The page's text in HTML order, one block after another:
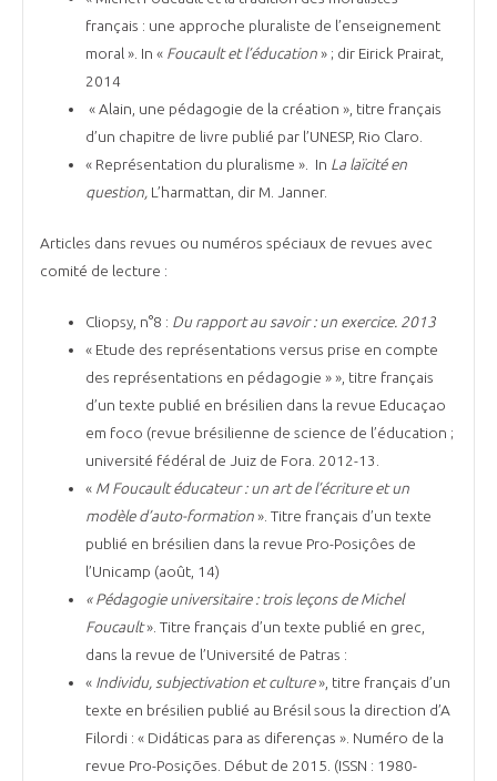
français : une approche pluraliste de l’enseignement
moral ». In « Foucault et l’éducation» ; dir Eirick Prairat,
2014
« Alain, une pédagogie de la création », titre français
d’un chapitre de livre publié par l’UNESP, Rio Claro.
« Représentation du pluralisme ». In La laïcité en
question, L’harmattan, dir M. Janner.
Articles dans revues ou numéros spéciaux de revues avec
comité de lecture :
Cliopsy, n°8 : Du rapport au savoir : un exercice. 2013
« Etude des représentations versus prise en compte
des représentations en pédagogie » », titre français
d’un texte publié en brésilien dans la revue Educaçao
em foco (revue brésilienne de science de l’éducation ;
université fédéral de Juiz de Fora. 2012-13.
« M Foucault éducateur : un art de l’écriture et un
modèle d’auto-formation». Titre français d’un texte
publié en brésilien dans la revue Pro-Posiçôes de
l’Unicamp (août, 14)
« Pédagogie universitaire : trois leçons de Michel
Foucault». Titre français d’un texte publié en grec,
dans la revue de l’Université de Patras :
« Individu, subjectivation et culture», titre français d’un
texte en brésilien publié au Brésil sous la direction d’A
Filordi : « Didáticas para as diferenças ». Numéro de la
revue Pro-Posições. Début de 2015. (ISSN : 1980-